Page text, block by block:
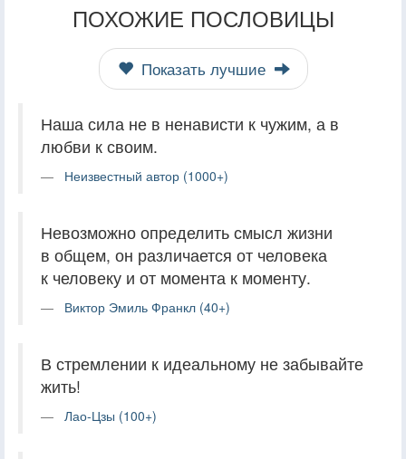
ПОХОЖИЕ ПОСЛОВИЦЫ
Показать лучшие
Наша сила не в ненависти к чужим, а в
любви к своим.
Неизвестный автор (1000+)
Невозможно определить смысл жизни
в общем, он различается от человека
к человеку и от момента к моменту.
Виктор Эмиль Франкл (40+)
В стремлении к идеальному не забывайте
жить!
Лао-Цзы (100+)